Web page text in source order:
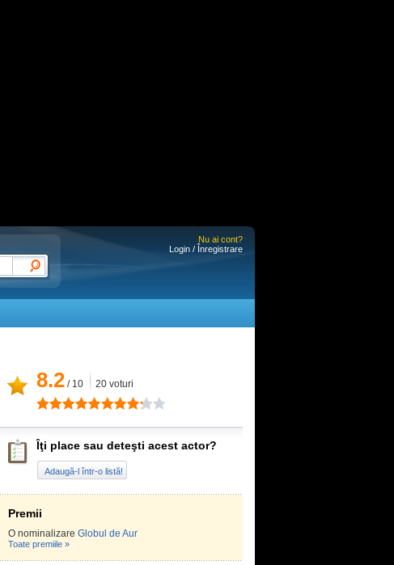
Nu ai cont?
Login / Înregistrare
8.2 / 10 20 voturi
Îţi place sau deteşti acest actor?
Adaugă-l într-o listă!
Premii
O nominalizare Globul de Aur
Toate premiile »